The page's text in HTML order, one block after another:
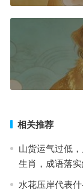
相关推荐
山货运气过低
生肖，成语落实
水花压岸代表